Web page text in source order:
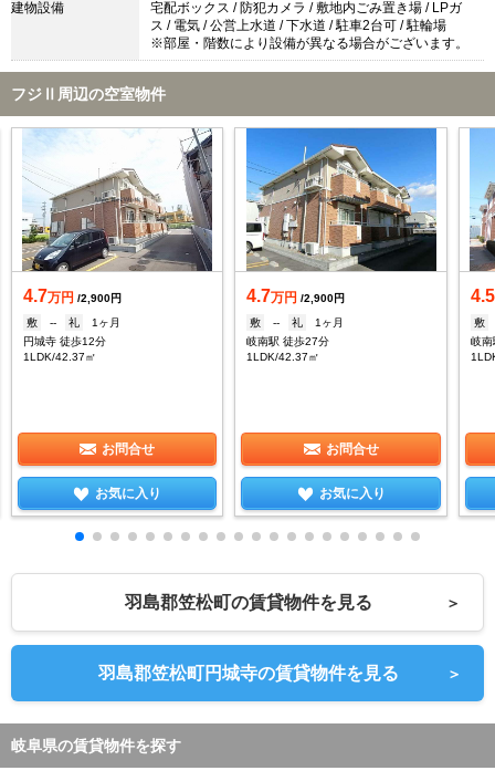
建物設備
宅配ボックス / 防犯カメラ / 敷地内ごみ置き場 / LPガ
ス / 電気 / 公営上水道 / 下水道 / 駐車2台可 / 駐輪場
※部屋・階数により設備が異なる場合がございます。
フジⅡ周辺の空室物件
4.7万円 /2,900円
敷
-- 礼
1ヶ月
円城寺 徒歩12分
1LDK/42.37㎡
お問合せ
お気に入り
4.7万円 /2,900円
敷
-- 礼
1ヶ月
岐南駅 徒歩27分
1LDK/42.37㎡
お問合せ
お気に入り
4.5
敷
岐
羽島郡笠松町の賃貸物件を見る ＞
羽島郡笠松町円城寺の賃貸物件を見る ＞
岐阜県の賃貸物件を探す